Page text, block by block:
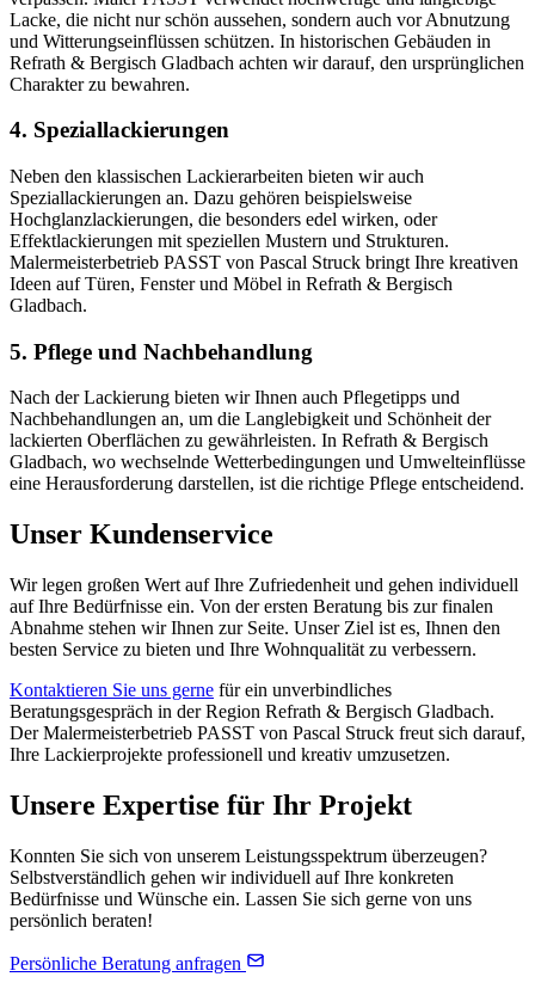
Lacke, die nicht nur schön aussehen, sondern auch vor Abnutzung
und Witterungseinflüssen schützen. In historischen Gebäuden in
Refrath & Bergisch Gladbach achten wir darauf, den ursprünglichen
Charakter zu bewahren.
4. Speziallackierungen
Neben den klassischen Lackierarbeiten bieten wir auch
Speziallackierungen an. Dazu gehören beispielsweise
Hochglanzlackierungen, die besonders edel wirken, oder
Effektlackierungen mit speziellen Mustern und Strukturen.
Malermeisterbetrieb PASST von Pascal Struck bringt Ihre kreativen
Ideen auf Türen, Fenster und Möbel in Refrath & Bergisch
Gladbach.
5. Pflege und Nachbehandlung
Nach der Lackierung bieten wir Ihnen auch Pflegetipps und
Nachbehandlungen an, um die Langlebigkeit und Schönheit der
lackierten Oberflächen zu gewährleisten. In Refrath & Bergisch
Gladbach, wo wechselnde Wetterbedingungen und Umwelteinflüsse
eine Herausforderung darstellen, ist die richtige Pflege entscheidend.
Unser Kundenservice
Wir legen großen Wert auf Ihre Zufriedenheit und gehen individuell
auf Ihre Bedürfnisse ein. Von der ersten Beratung bis zur finalen
Abnahme stehen wir Ihnen zur Seite. Unser Ziel ist es, Ihnen den
besten Service zu bieten und Ihre Wohnqualität zu verbessern.
Kontaktieren Sie uns gerne für ein unverbindliches
Beratungsgespräch in der Region Refrath & Bergisch Gladbach.
Der Malermeisterbetrieb PASST von Pascal Struck freut sich darauf,
Ihre Lackierprojekte professionell und kreativ umzusetzen.
Unsere Expertise für Ihr Projekt
Konnten Sie sich von unserem Leistungsspektrum überzeugen?
Selbstverständlich gehen wir individuell auf Ihre konkreten
Bedürfnisse und Wünsche ein. Lassen Sie sich gerne von uns
persönlich beraten!
Persönliche Beratung anfragen